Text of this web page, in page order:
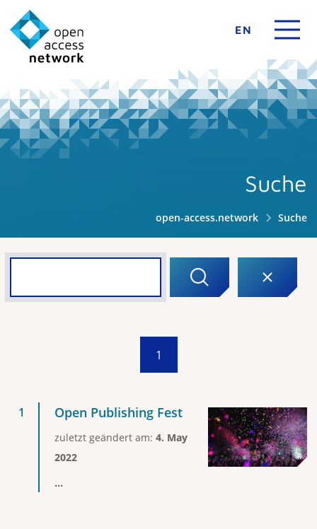
EN
Suche
open-access.network Suche
1
Open Publishing Fest
zuletzt geändert am: 4. May
2022
...